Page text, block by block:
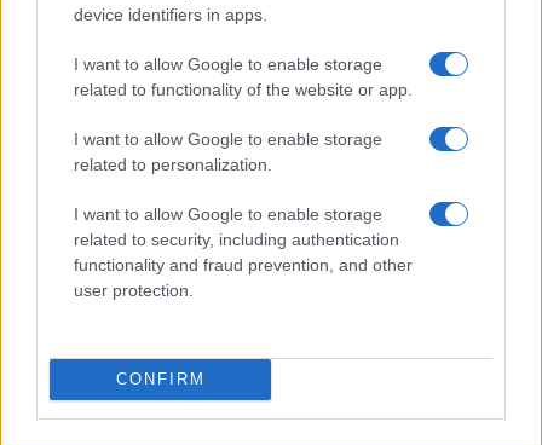
device identifiers in apps.
I want to allow Google to enable storage
related to functionality of the website or app.
I want to allow Google to enable storage
related to personalization.
I want to allow Google to enable storage
related to security, including authentication
functionality and fraud prevention, and other
user protection.
CONFIRM
PEOPLE NEWS
Cristian Castiglioni · 4 Ago 2026